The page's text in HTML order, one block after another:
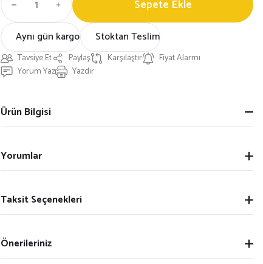
Sepete Ekle
Aynı gün kargo Stoktan Teslim
Tavsiye Et Paylaş Karşılaştır
Fiyat Alarmı
Yorum Yaz
Yazdır
Ürün Bilgisi
Yorumlar
Taksit Seçenekleri
Önerileriniz